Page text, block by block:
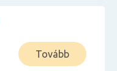
Tovább